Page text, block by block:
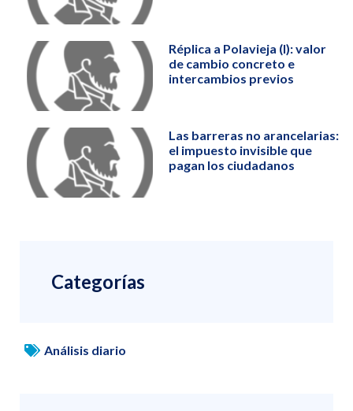
Réplica a Polavieja (I): valor
de cambio concreto e
intercambios previos
Las barreras no arancelarias:
el impuesto invisible que
pagan los ciudadanos
Categorías
Análisis diario